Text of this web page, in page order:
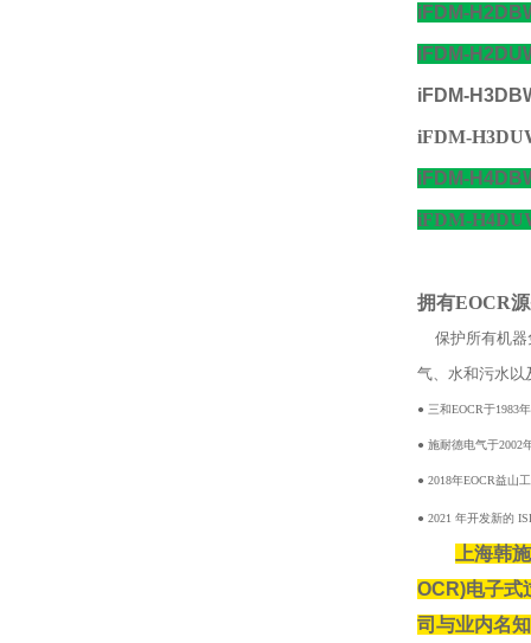
iFDM-
iFDM-
iFDM-
iFDM-
iFDM-
iFDM-
拥有EOCR
保护所有机器
气、水和污水以
● 三和EOCR于1983
● 施耐德电气于2002
● 2018年EOCR益山
● 2021 年开发新的
上海韩
OCR)电子式
司与业内名